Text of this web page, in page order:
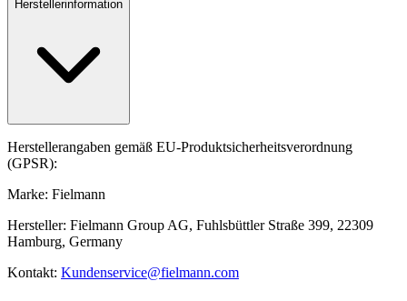
Herstellerinformation
Herstellerangaben gemäß EU-Produktsicherheitsverordnung
(GPSR):
Marke: Fielmann
Hersteller: Fielmann Group AG, Fuhlsbüttler Straße 399, 22309
Hamburg, Germany
Kontakt: Kundenservice@fielmann.com